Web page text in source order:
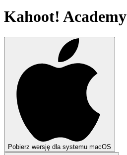
Kahoot! Academy
Pobierz wersję dla systemu macOS